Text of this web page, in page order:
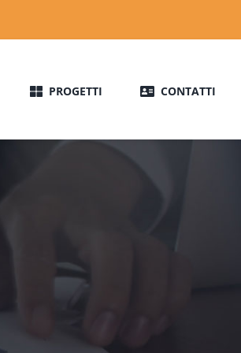
PROGETTI CONTATTI